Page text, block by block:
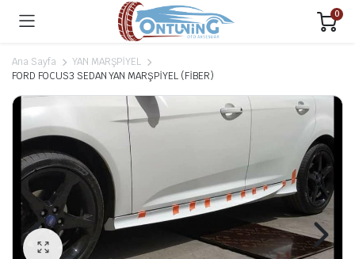
0
Ana Sayfa
YAN MARŞPİYEL
FORD FOCUS3 SEDAN YAN MARŞPİYEL (FİBER)